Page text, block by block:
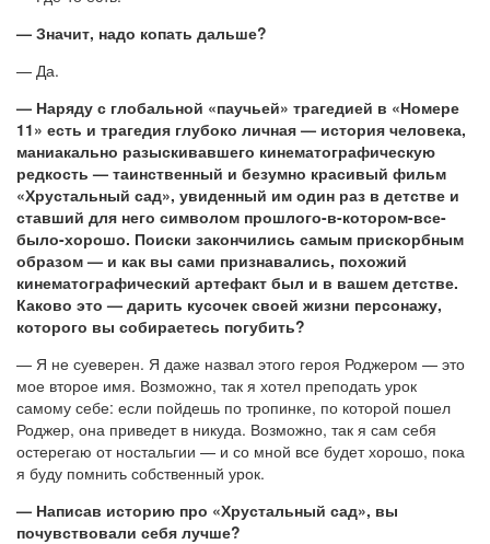
— Значит, надо копать дальше?
— Да.
— Наряду с глобальной «паучьей» трагедией в «Номере
11» есть и трагедия глубоко личная — история человека,
маниакально разыскивавшего кинематографическую
редкость — таинственный и безумно красивый фильм
«Хрустальный сад», увиденный им один раз в детстве и
ставший для него символом прошлого-в-котором-все-
было-хорошо. Поиски закончились самым прискорбным
образом — и как вы сами признавались, похожий
кинематографический артефакт был и в вашем детстве.
Каково это — дарить кусочек своей жизни персонажу,
которого вы собираетесь погубить?
— Я не суеверен. Я даже назвал этого героя Роджером — это
мое второе имя. Возможно, так я хотел преподать урок
самому себе: если пойдешь по тропинке, по которой пошел
Роджер, она приведет в никуда. Возможно, так я сам себя
остерегаю от ностальгии — и со мной все будет хорошо, пока
я буду помнить собственный урок.
— Написав историю про «Хрустальный сад», вы
почувствовали себя лучше?